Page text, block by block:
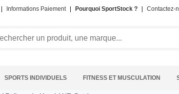
Informations Paiement Pourquoi SportStock ? Contactez-
SPORTS INDIVIDUELS FITNESS ET MUSCULATION